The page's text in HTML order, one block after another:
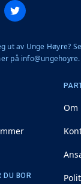
Twitter
ut av Unge Høyre?
på
Om
DU BOR